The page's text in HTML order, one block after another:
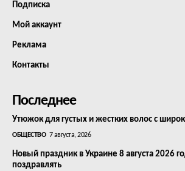
Подписка
Мой аккаунт
Реклама
Контакты
Последнее
Утюжок для густых и жестких волос с
ОБЩЕСТВО 7 августа, 2026
Новый праздник в Украине 8 августа 2026
поздравлять